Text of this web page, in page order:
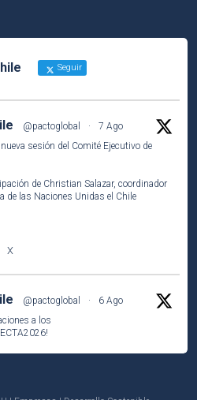
Seguir
@pactoglobal ·
7 Ago
sesión del Comité Ejecutivo de
de Christian Salazar, coordinador
de las Naciones Unidas el Chile
X
@pactoglobal ·
6 Ago
a los
!